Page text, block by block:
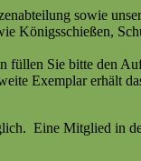
sowie
Königsschießen,
Sie bitte den
Exemplar erhält
Eine Mitglied in